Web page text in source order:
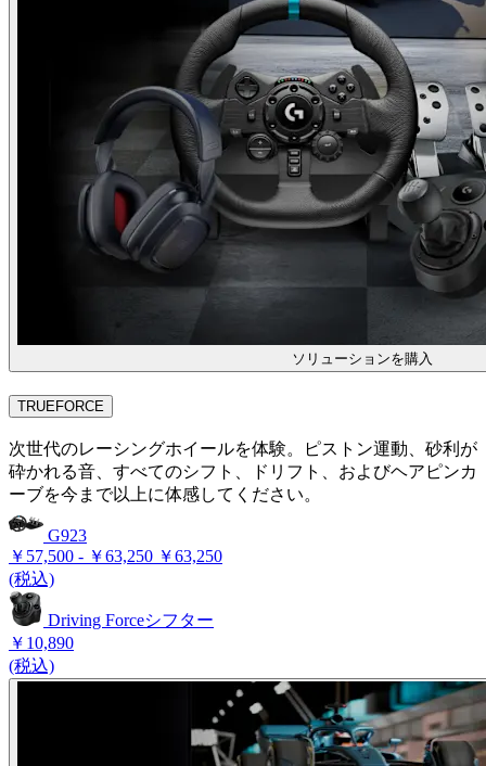
ソリューションを購入
TRUEFORCE
次世代のレーシングホイールを体験。ピストン運動、砂利が
砕かれる音、すべてのシフト、ドリフト、およびヘアピンカ
ーブを今まで以上に体感してください。
G923
￥57,500 - ￥63,250 ￥63,250
(税込)
Driving Forceシフター
￥10,890
(税込)